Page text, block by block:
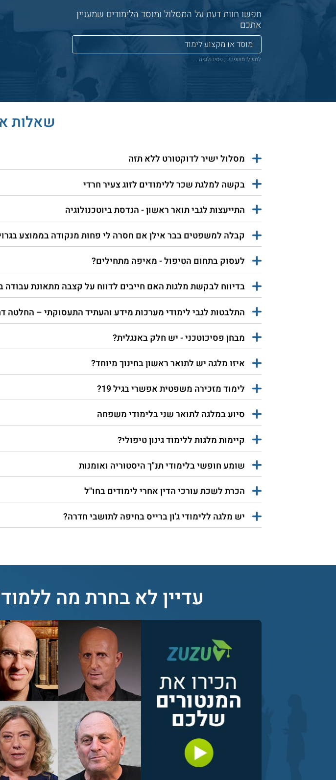
חפשו חוות דעת על המסלול ומוסד הלימודים שמעניין
אתכם
למשל: משפטים, פסיכולוגיה ...
שאלות
מסלול ישיר לדוקטורט ללא תזה
בקשה למלגת שכר ללימודים לזוג צעיר חרדי
התייעצות לגבי תואר ראשון - הנדסת ביוטכנולוגיה
קבלה למשפטים בבר אילן אם חסרה לי פחות מנקודה בממוצע
לעסוק בתחום הטיפול - מאיפה מתחילים?
בדיווח לבקשת מלגות האם חייבים לדווח על קצבה מתאונת עבודה
התלבטות לגבי לימודי מערכות מידע והעתיד התעסוקתי – החלטה
מבחן פסיכוטכני - יש חלק באנגלית?
איזו מלגה יש לתואר ראשון בחינוך מיוחד?
לימוד מזכירה משפטית אפשרי בגיל 19?
סיוע במלגה לתואר שני בלימודי משפחה
קיימות מלגות ללימוד גינון טיפולי?
שומע חופשי בלימודי תנ"ך היסטוריה ואומנות
הכרת לשכת עורכי הדין אחרי לימודים בחו"ל
יש מלגה ללימודי ג'ון ברייס בחיפה לתושבי חדרה?
עדיין לא בחרת מה